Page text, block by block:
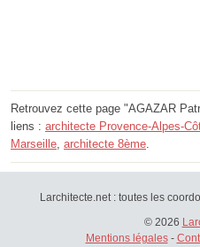
Retrouvez cette page "AGAZAR
liens : architecte Provence-Alpes-
Marseille, architecte 8ème.
Larchitecte.net : toutes les
© 2026
Mentions légales-